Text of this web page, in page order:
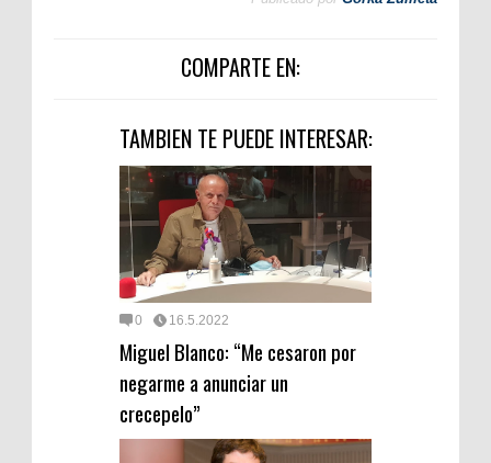
COMPARTE EN:
TAMBIEN TE PUEDE INTERESAR:
0 16.5.2022
Miguel Blanco: “Me cesaron por
negarme a anunciar un
crecepelo”